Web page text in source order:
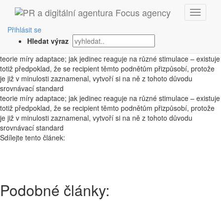
Přihlásit se
Hledat výraz
‹ Zpět
adaptation-level theory
teorie míry adaptace; jak jedinec reaguje na různé stimulace – existuje
totiž předpoklad, že se recipient těmto podnětům přizpůsobí, protože
je již v minulosti zaznamenal, vytvoří si na ně z tohoto důvodu
srovnávací standard
teorie míry adaptace; jak jedinec reaguje na různé stimulace – existuje
totiž předpoklad, že se recipient těmto podnětům přizpůsobí, protože
je již v minulosti zaznamenal, vytvoří si na ně z tohoto důvodu
srovnávací standard
Sdílejte tento článek:
Podobné články: